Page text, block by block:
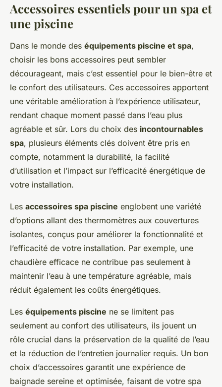
Accessoires essentiels pour un spa et
une piscine
Dans le monde des équipements piscine et spa,
choisir les bons accessoires peut sembler
décourageant, mais c’est essentiel pour le bien-être et
le confort des utilisateurs. Ces accessoires apportent
une véritable amélioration à l’expérience utilisateur,
rendant chaque moment passé dans l’eau plus
agréable et sûr. Lors du choix des incontournables
spa, plusieurs éléments clés doivent être pris en
compte, notamment la durabilité, la facilité
d’utilisation et l’impact sur l’efficacité énergétique de
votre installation.
Les accessoires spa piscine englobent une variété
d’options allant des thermomètres aux couvertures
isolantes, conçus pour améliorer la fonctionnalité et
l’efficacité de votre installation. Par exemple, une
chaudière efficace ne contribue pas seulement à
maintenir l’eau à une température agréable, mais
réduit également les coûts énergétiques.
Les équipements piscine ne se limitent pas
seulement au confort des utilisateurs, ils jouent un
rôle crucial dans la préservation de la qualité de l’eau
et la réduction de l’entretien journalier requis. Un bon
choix d’accessoires garantit une expérience de
baignade sereine et optimisée, faisant de votre spa